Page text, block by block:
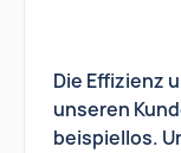
Die Effizienz
unseren
beispiellos.